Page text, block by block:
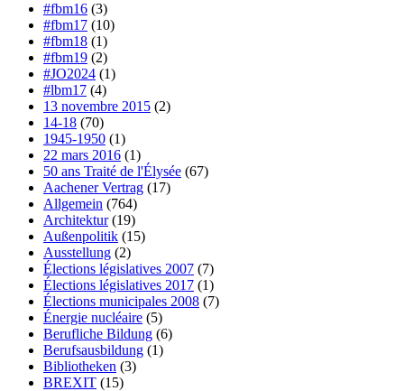
#fbm16 (3)
#fbm17 (10)
#fbm18 (1)
#fbm19 (2)
#JO2024 (1)
#lbm17 (4)
13 novembre 2015 (2)
14-18 (70)
1945-1950 (1)
22 mars 2016 (1)
50 ans Traité de l'Élysée (67)
Aachener Vertrag (17)
Allgemein (764)
Architektur(19)
Außenpolitik (15)
Ausstellung (2)
Élections législatives 2007 (7)
Élections législatives 2017 (1)
Élections municipales 2008 (7)
Énergie nucléaire (5)
Berufliche Bildung (6)
Berufsausbildung (1)
Bibliotheken (3)
BREXIT (15)